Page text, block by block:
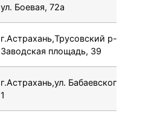
ул. Боевая, 72а
г.Астрахань,Трусовский р-н,
Заводская площадь, 39
г.Астрахань,ул. Бабаевского, 1 к
1